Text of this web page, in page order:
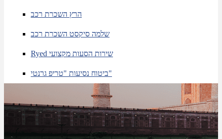
הרץ השכרת רכב
שלמה סיקסט השכרת רכב
Ryed שירות הסעות מקצועי
ביטוח נסיעות "טריפ גרנטי"